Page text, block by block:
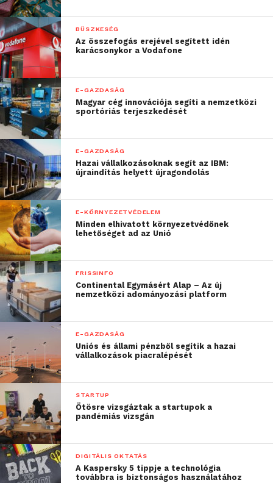
BÜSZKESÉG
Az összefogás erejével segített idén
karácsonykor a Vodafone
E-GAZDASÁG
Magyar cég innovációja segíti a nemzetközi
sportóriás terjeszkedését
E-GAZDASÁG
Hazai vállalkozásoknak segít az IBM:
újraindítás helyett újragondolás
E-KÖRNYEZETVÉDELEM
Minden elhivatott környezetvédőnek
lehetőséget ad az Unió
FRISSINFO
Continental Egymásért Alap – Az új
nemzetközi adományozási platform
E-GAZDASÁG
Uniós és állami pénzből segítik a hazai
vállalkozások piacralépését
STARTUP
Ötösre vizsgáztak a startupok a
pandémiás vizsgán
DIGITÁLIS OKTATÁS
A Kaspersky 5 tippje a technológia
továbbra is biztonságos használatához